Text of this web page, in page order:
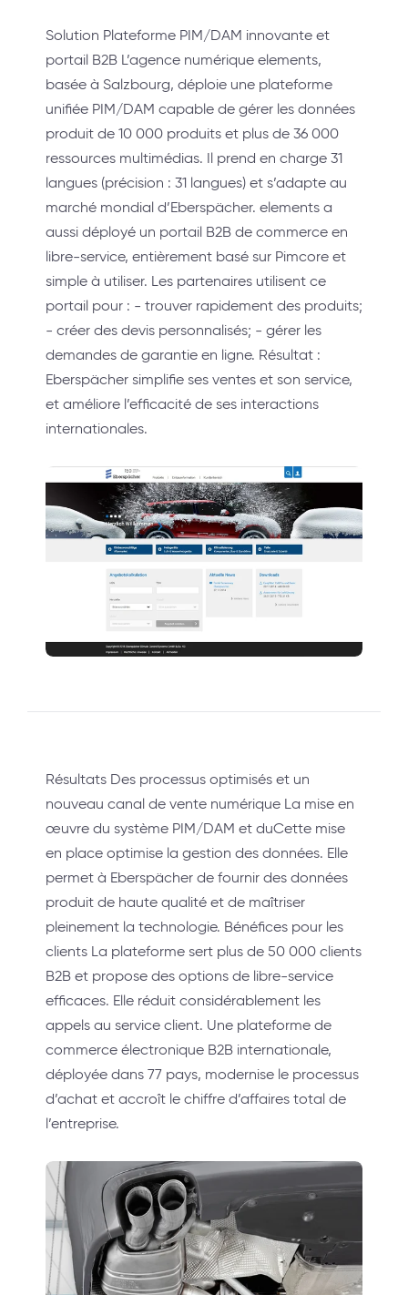
Solution Plateforme PIM/DAM innovante et
portail B2B L’agence numérique elements,
basée à Salzbourg, déploie une plateforme
unifiée PIM/DAM capable de gérer les données
produit de 10 000 produits et plus de 36 000
ressources multimédias. Il prend en charge 31
langues (précision : 31 langues) et s’adapte au
marché mondial d’Eberspächer. elements a
aussi déployé un portail B2B de commerce en
libre-service, entièrement basé sur Pimcore et
simple à utiliser. Les partenaires utilisent ce
portail pour : - trouver rapidement des produits;
- créer des devis personnalisés; - gérer les
demandes de garantie en ligne. Résultat :
Eberspächer simplifie ses ventes et son service,
et améliore l’efficacité de ses interactions
internationales.
Résultats Des processus optimisés et un
nouveau canal de vente numérique La mise en
œuvre du système PIM/DAM et duCette mise
en place optimise la gestion des données. Elle
permet à Eberspächer de fournir des données
produit de haute qualité et de maîtriser
pleinement la technologie. Bénéfices pour les
clients La plateforme sert plus de 50 000 clients
B2B et propose des options de libre-service
efficaces. Elle réduit considérablement les
appels au service client. Une plateforme de
commerce électronique B2B internationale,
déployée dans 77 pays, modernise le processus
d’achat et accroît le chiffre d’affaires total de
l’entreprise.